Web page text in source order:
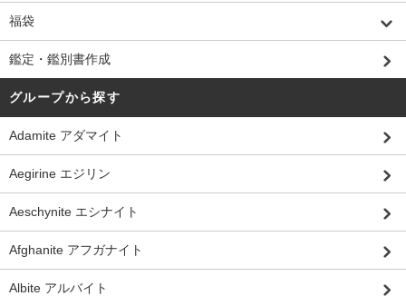
福袋
鑑定・鑑別書作成
グループから探す
Adamite アダマイト
Aegirine エジリン
Aeschynite エシナイト
Afghanite アフガナイト
Albite アルバイト